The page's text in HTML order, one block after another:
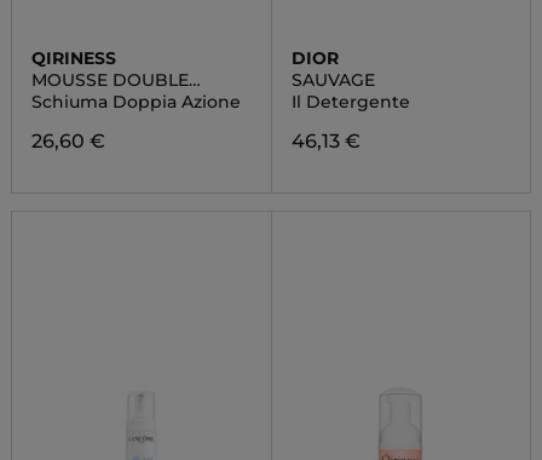
QIRINESS
MOUSSE DOUBLE
ACTION
Schiuma Doppia Azione
26,60 €
DIOR
SAUVAGE
Il Detergente
46,13 €